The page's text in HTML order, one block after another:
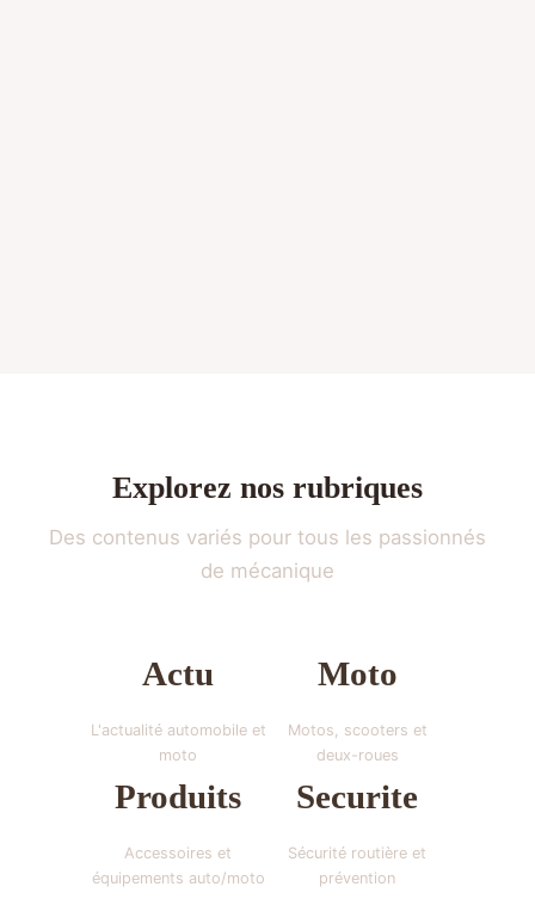
Explorez nos rubriques
Des contenus variés pour tous les passionnés
de mécanique
Actu
L'actualité automobile et
moto
Moto
Motos, scooters et
deux-roues
Produits
Accessoires et
équipements auto/moto
Securite
Sécurité routière et
prévention